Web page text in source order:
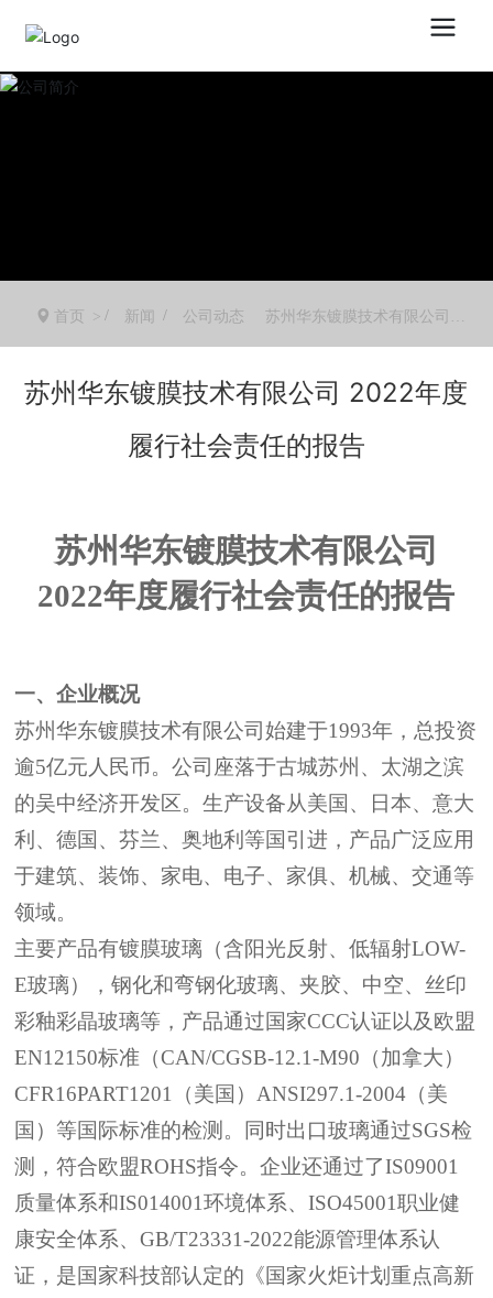
首页 新闻 公司动态
苏州华东镀膜技术有限公司 2
苏州华东镀膜技术有限公司 2022年度
履行社会责任的报告
苏州华东镀膜技术有限公司
2022年度履行社会责任的报告
一、企业概况
苏州华东镀膜技术有限公司始建于1993年，总投资
逾5亿元人民币。公司座落于古城苏州、太湖之滨
的吴中经济开发区。生产设备从美国、日本、意大
利、德国、芬兰、奥地利等国引进，产品广泛应用
于建筑、装饰、家电、电子、家俱、机械、交通等
领域。
主要产品有镀膜玻璃（含阳光反射、低辐射LOW-
E玻璃），钢化和弯钢化玻璃、夹胶、中空、丝印
彩釉彩晶玻璃等，产品通过国家CCC认证以及欧盟
EN12150标准（CAN/CGSB-12.1-M90 （加拿大）
CFR16PART1201
（美国） ANSI297.1-2004 （美
国）等国际标准的检测。同时出口玻璃通过SGS检
测，符合欧盟ROHS指令。企业还通过了IS09001
质量体系和IS014001环境体系、ISO45001职业健
康安全体系、GB/T23331-2022能源管理体系认
证，是国家科技部认定的《国家火炬计划重点高新